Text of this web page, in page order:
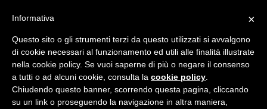
×
Informativa
Questo sito o gli strumenti terzi da questo utilizzati si avvalgono
di cookie necessari al funzionamento ed utili alle finalità illustrate
nella cookie policy. Se vuoi saperne di più o negare il consenso
a tutti o ad alcuni cookie, consulta la cookie policy
Chiudendo questo banner, scorrendo questa pagina, cliccando
su un link o proseguendo la navigazione in altra maniera,